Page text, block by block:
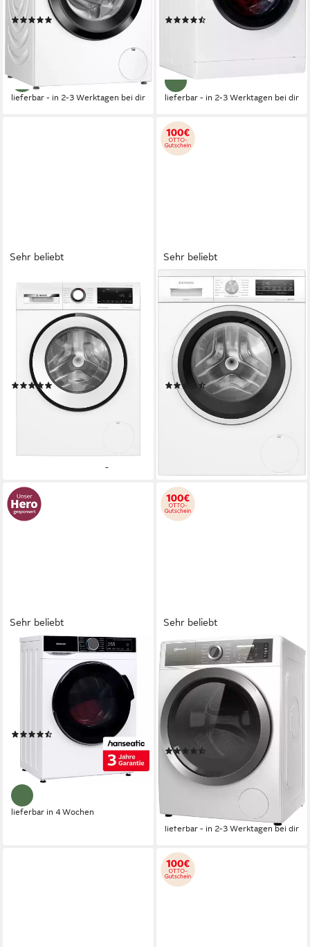
Produktdatenblatt
(247)
579,00 € UVP1.099,00 €
16,81 €
-47%
lieferbar - in 2-3 Werktagen bei dir
Produktdatenblatt
(1111)
1.019,00 €
lieferbar - in 2-3 Werktagen bei dir
Sehr beliebt
BOSCH
Waschmaschine Serie 6
WGG244ZV0
Kapazität Waschen
71 dB(A)
Betriebsgeräusch
1400 U/min Schleuderdrehzahl
Produktdatenblatt
(223)
555,00 €
1.099,00 €
mtl. in 48 Raten
Sehr beliebt
SIEMENS
Waschmaschine iQ500
WU14UT42
9 kg Kapazität Waschen
71 dB(A) Betriebsgeräusch
1400 U/min Schleuderdrehzahl
Produktdatenblatt
(171)
599,00 € UVP
1.119,00 €
17,39 €mtl. in 48 Raten
Sehr beliebt
HANSEATIC
Waschmaschine HWMA714A
Kapazität Waschen
Betriebsgeräusch
1400 U/min
Schleuderdrehzahl
Produktdatenblatt
(775)
469,00 €
13,91 €
-40%
lieferbar in 4 Wochen
Sehr beliebt
BAUKNECHT
Waschmaschine B7X 89E
SILENCE DE
8 kg
Kapazität Waschen
65 dB(A) Betriebsgeräusch
1400 U/min Schleuderdrehzahl
Produktdatenblatt
(111)
579,00 €
909,00 €
16,81 € mtl. in 48 Raten
lieferbar - in 2-3 Werktagen bei dir